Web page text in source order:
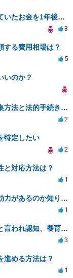
ダブル不倫・借金・手切れ金だと思っていたお金を1年後いまさら脅迫罪として通知書が来てまとめて請求
3
する費用相場は？
5
いのか？
不貞行為に対する離婚に有利な証拠収集方法と法的手続きについて
2
特定したい
2
と対応方法は？
1
慰謝料請求時の不定の証拠について。効力があるのか知りたい。
1
身体だけの関係の相手に子供が出来たと言われ認知、養育費を要求されているが自身の子供か分からない
3
進める方法は？
1